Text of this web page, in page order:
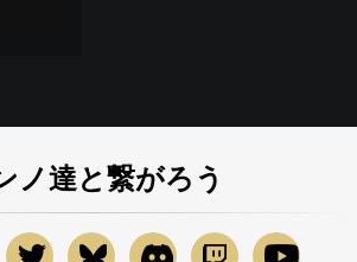
ノ達と繋がろう